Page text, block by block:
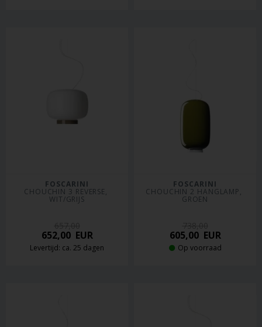
FOSCARINI
CHOUCHIN 3 REVERSE,
WIT/GRIJS
652,00EUR
Levertijd: ca. 25 dagen
FOSCARINI
CHOUCHIN 2 HANGLAMP,
GROEN
605,00EUR
Op voorraad